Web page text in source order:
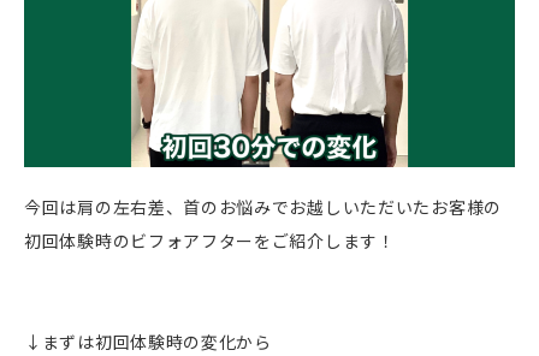
今回は肩の左右差、首のお悩みでお越しいただいたお客様の
初回体験時のビフォアフターをご紹介します！
↓まずは初回体験時の変化から